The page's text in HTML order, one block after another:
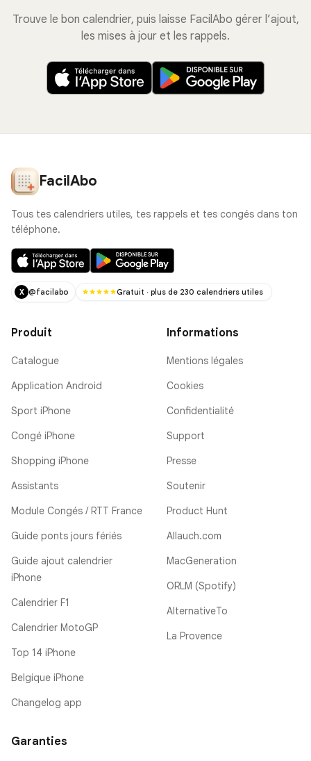
Trouve le bon calendrier, puis laisse FacilAbo gérer l’ajout,
les mises à jour et les rappels.
FacilAbo
Tous tes calendriers utiles, tes rappels et tes congés dans ton
téléphone.
X @facilabo Gratuit · plus de 230 calendriers utiles
Produit
Catalogue
Application Android
Sport iPhone
Congé iPhone
Shopping iPhone
Assistants
Module Congés / RTT France
Guide ponts jours fériés
Guide ajout calendrier
iPhone
Calendrier F1
Calendrier MotoGP
Top 14 iPhone
Belgique iPhone
Changelog app
Informations
Mentions légales
Cookies
Confidentialité
Support
Presse
Soutenir
Product Hunt
Allauch.com
MacGeneration
ORLM (Spotify)
AlternativeTo
La Provence
Garanties